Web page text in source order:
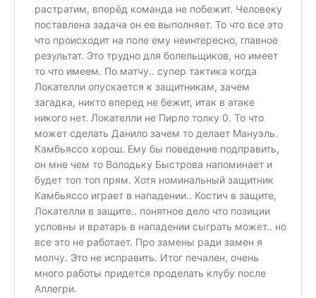
растратим, вперёд команда не побежит. Человеку
поставлена задача он ее выполняет. То что все это
что происходит на поле ему неинтересно, главное
результат. Это трудно для болельщиков, но имеет
то что имеем. По матчу.. супер тактика когда
Локателли опускается к защитникам, зачем
загадка, никто вперед не бежит, итак в атаке
никого нет. Локателли не Пирло толку 0. То что
может сделать Данило зачем то делает Мануэль.
Камбьяссо хорош. Ему бы поведение подправить,
он мне чем то Володьку Быстрова напоминает и
будет топ топ прям. Хотя номинальный защитник
Камбьяссо играет в нападении.. Костич в защите,
Локателли в защите.. понятное дело что позиции
условны и вратарь в нападении сыграть может.. но
все это не работает. Про замены ради замен я
молчу. Это не исправить. Итог печален, очень
много работы придется проделать клубу после
Аллегри.